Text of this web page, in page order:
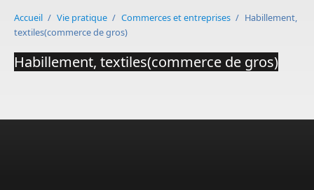
Accueil / Vie pratique / Commerces et entreprises / Habillement,
textiles(commerce de gros)
Habillement, textiles(commerce de gros)